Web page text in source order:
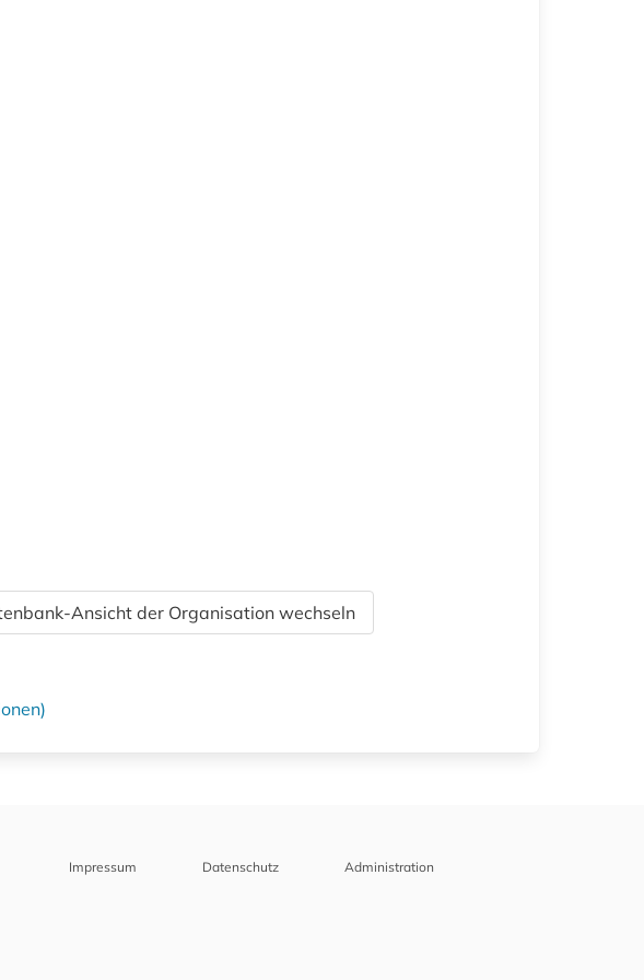
Ansicht der Organisation wechseln
Impressum Datenschutz Administration